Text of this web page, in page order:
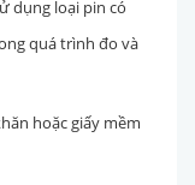
dụng loại pin có
quá trình đo và
hoặc giấy mềm